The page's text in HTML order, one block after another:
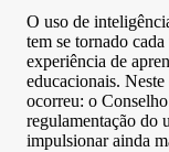
O uso de
tem se tornado
experiência de
educacionais.
ocorreu: o
regulamentação do
impulsionar ainda